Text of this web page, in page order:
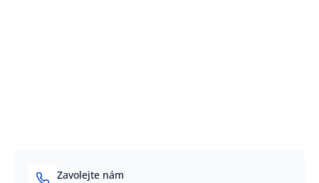
Zavolejte nám